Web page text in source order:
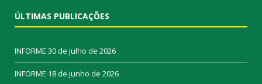
ÚLTIMAS PUBLICAÇÕES
INFORME 30 de julho de 2026
INFORME 18 de junho de 2026